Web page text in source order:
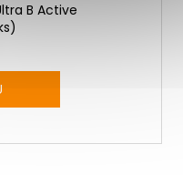
B Active